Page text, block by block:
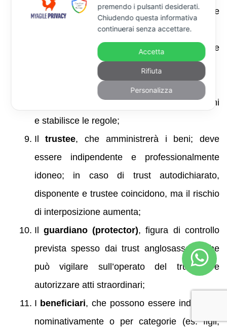
coincidono) o
trust estero(trustee residente
Trust trasparente
opaco: la scelta incide
sulla tassazione dei redditi.
Individuare i soggetti
disponente (settlor), che trasferisce i beni
e stabilisce le regole;
Iltrustee, che amministrerà i beni; deve
essere indipendente e professionalmente
idoneo; in caso di trust autodichiarato,
disponente e trustee coincidono, ma il rischio
di interposizione aumenta;
Il guardiano (protector), figura di controllo
prevista spesso dai trust anglosassoni, che
può vigilare sull’operato del trustee e
autorizzare atti straordinari;
I beneficiari, che possono essere individuati
nominativamente o per categorie (es. figli,
premendo i pulsanti desiderati.
Chiudendo questa informativa
continuerai senza accettare.
Accetta
Rifiuta
Personalizza